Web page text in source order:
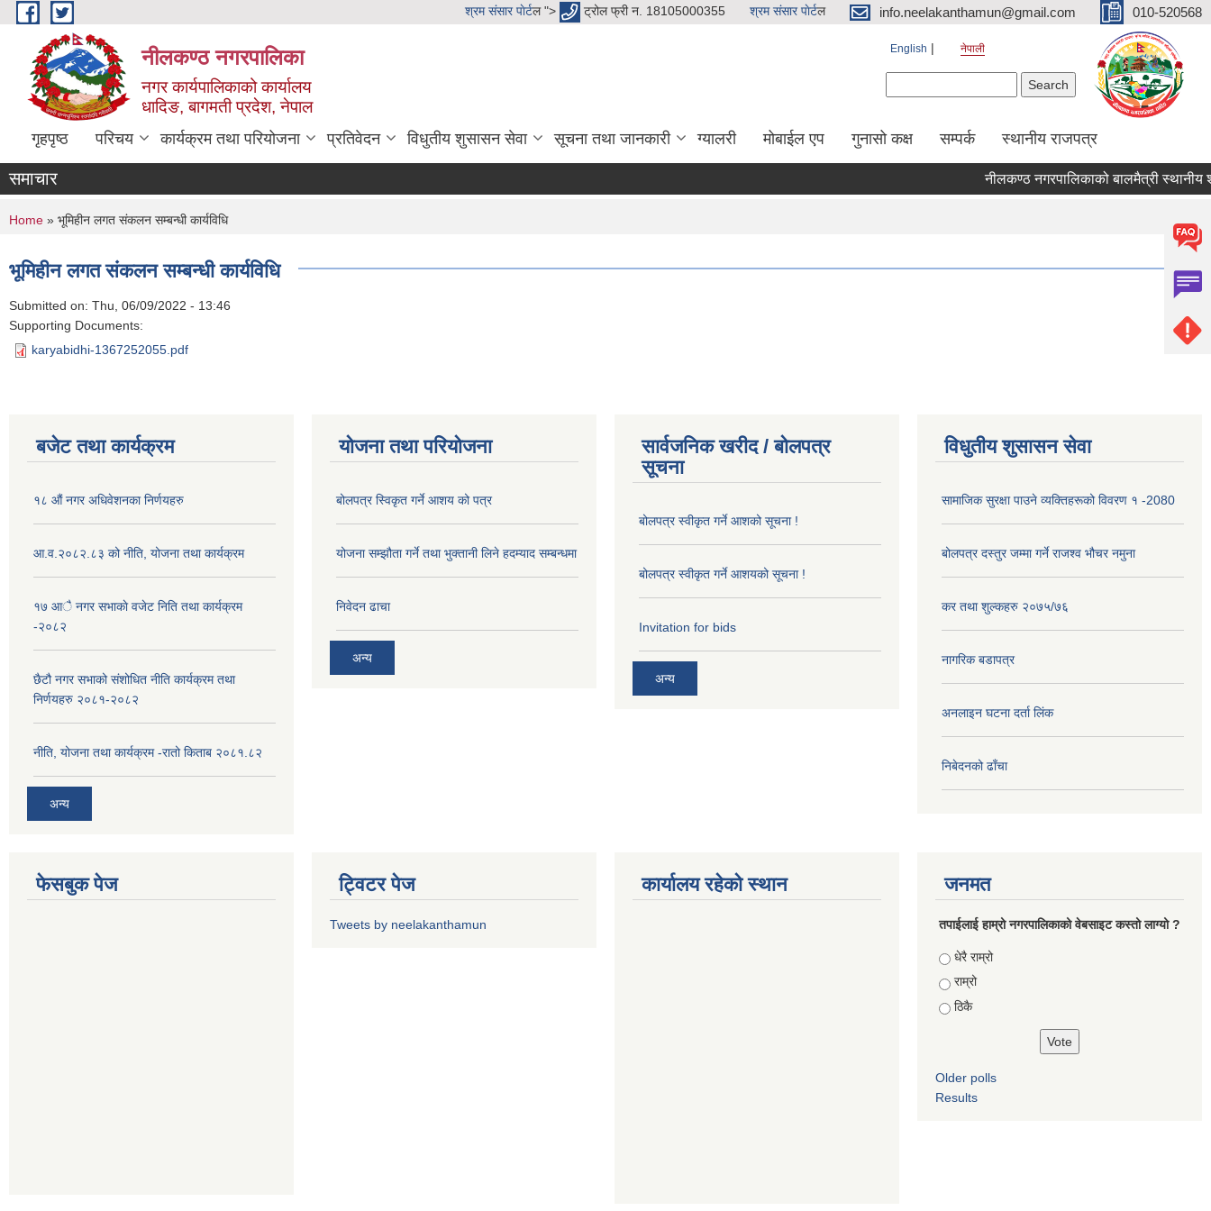
Skip to main content श्रम संसार पाेर्टल "> ट्रोल फ्री न. 18105000355 श्रम संसार पाेर्टल info.neelakanthamun@gmail.com 010-520568
नीलकण्ठ नगरपालिका
नगर कार्यपालिकाको कार्यालय
धादिङ, बागमती प्रदेश, नेपाल
English नेपाली
गृहपृष्ठ परिचय कार्यक्रम तथा परियोजना प्रतिवेदन विधुतीय शुसासन सेवा सूचना तथा जानकारी ग्यालरी मोबाईल एप गुनासो कक्ष सम्पर्क स्थानीय राजपत्र
समाचार नीलकण्ठ नगरपालिकाको बालमैत्री स्थानीय
You are here
Home » भूमिहीन लगत संकलन सम्बन्धी कार्यविधि
भूमिहीन लगत संकलन सम्बन्धी कार्यविधि
Submitted on: Thu, 06/09/2022 - 13:46
Supporting Documents:
karyabidhi-1367252055.pdf
बजेट तथा कार्यक्रम
१८ औं नगर अधिवेशनका निर्णयहरु
आ.व.२०८२.८३ को नीति, योजना तथा कार्यक्रम
१७ आै नगर सभाकाे वजेट निति तथा कार्यक्रम
-२०८२
छैटौ नगर सभाको संशोधित नीति कार्यक्रम तथा
निर्णयहरु २०८१-२०८२
नीति, योजना तथा कार्यक्रम -रातो किताब २०८१.८२
अन्य
योजना तथा परियोजना
बोलपत्र स्विकृत गर्ने आशय को पत्र
योजना सम्झौता गर्ने तथा भुक्तानी लिने हदम्याद सम्बन्धमा
निवेदन ढाचा
अन्य
सार्वजनिक खरीद / बोलपत्र
सूचना
बोलपत्र स्वीकृत गर्ने आशको सूचना !
बोलपत्र स्वीकृत गर्ने आशयको सूचना !
Invitation for bids
अन्य
विधुतीय शुसासन सेवा
सामाजिक सुरक्षा पाउने व्यक्तिहरूको विवरण १ -2080
बोलपत्र दस्तुर जम्मा गर्ने राजश्व भौचर नमुना
कर तथा शुल्कहरु २०७५/७६
नागरिक बडापत्र
अनलाइन घटना दर्ता लिंक
निबेदनको ढाँचा
फेसबुक पेज ट्विटर पेज
Tweets by neelakanthamun
कार्यालय रहेको स्थान जनमत
तपाईलाई हाम्रो नगरपालिकाको वेबसाइट कस्तो लाग्यो ?
Choices
धेरै राम्रो
राम्रो
ठिकै
Older polls
Results